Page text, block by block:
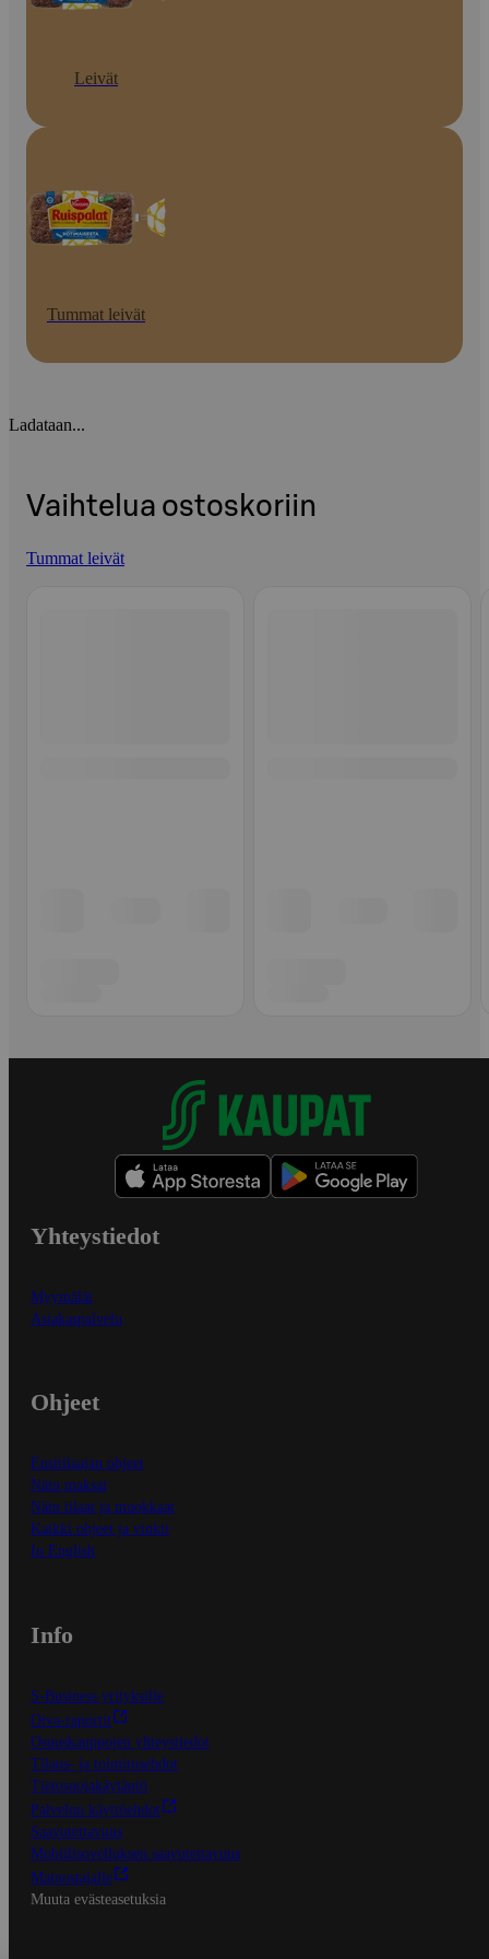
Leivät
Tummat leivät
Ladataan...
Vaihtelua ostoskoriin
Tummat leivät
Yhteystiedot
Myymälät
Asiakaspalvelu
Ohjeet
Ensitilaajan ohjeet
Näin maksat
Näin tilaat ja muokkaat
Kaikki ohjeet ja vinkit
In English
Info
S-Business yrityksille
Oiva-raportit
Osuuskauppojen yhteystiedot
Tilaus- ja toimitusehdot
Tietosuojakäytäntö
Palvelun käyttöehdot
Saavutettavuus
Mobiilisovelluksen saavutettavuus
Mainostajalle
Muuta evästeasetuksia